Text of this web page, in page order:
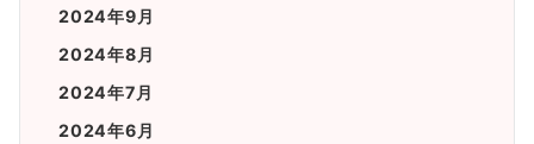
2024年9月
2024年8月
2024年7月
2024年6月